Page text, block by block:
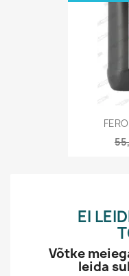
EI
Võtke
leida